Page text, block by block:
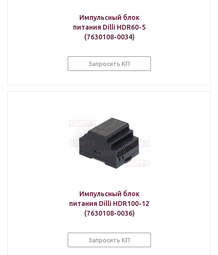
Импульсный блок
питания Dilli HDR60-5
(7630108-0034)
Запросить КП
Импульсный блок
питания Dilli HDR100-12
(7630108-0036)
Запросить КП